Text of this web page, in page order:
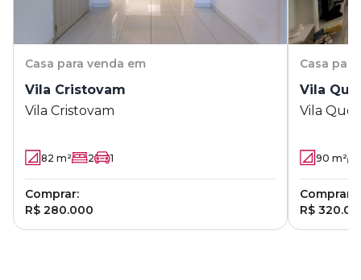
Casa para venda em
Vila Cristovam
Vila Cristovam
82 m² 2 1
Comprar:
R$ 280.000
Casa
Vila
Vila
90 m²
Comprar:
R$